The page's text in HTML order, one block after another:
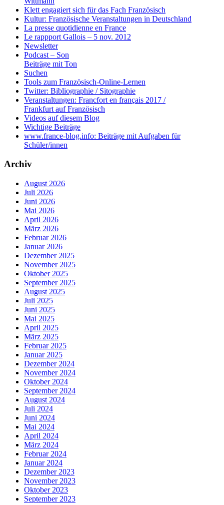
Klett engagiert sich für das Fach Französisch
Kultur: Französische Veranstaltungen in Deutschland
La presse quotidienne en France
Le rappport Gallois – 5 nov. 2012
Newsletter
Podcast – Son
Beiträge mit Ton
Suchen
Tools zum Französisch-Online-Lernen
Twitter: Bibliographie / Sitographie
Veranstaltungen: Francfort en français 2017 /
Frankfurt auf Französisch
Videos auf diesem Blog
Wichtige Beiträge
www.france-blog.info: Beiträge mit Aufgaben für
Schüler/innen
Archiv
August 2026
Juli 2026
Juni 2026
Mai 2026
April 2026
März 2026
Februar 2026
Januar 2026
Dezember 2025
November 2025
Oktober 2025
September 2025
August 2025
Juli 2025
Juni 2025
Mai 2025
April 2025
März 2025
Februar 2025
Januar 2025
Dezember 2024
November 2024
Oktober 2024
September 2024
August 2024
Juli 2024
Juni 2024
Mai 2024
April 2024
März 2024
Februar 2024
Januar 2024
Dezember 2023
November 2023
Oktober 2023
September 2023